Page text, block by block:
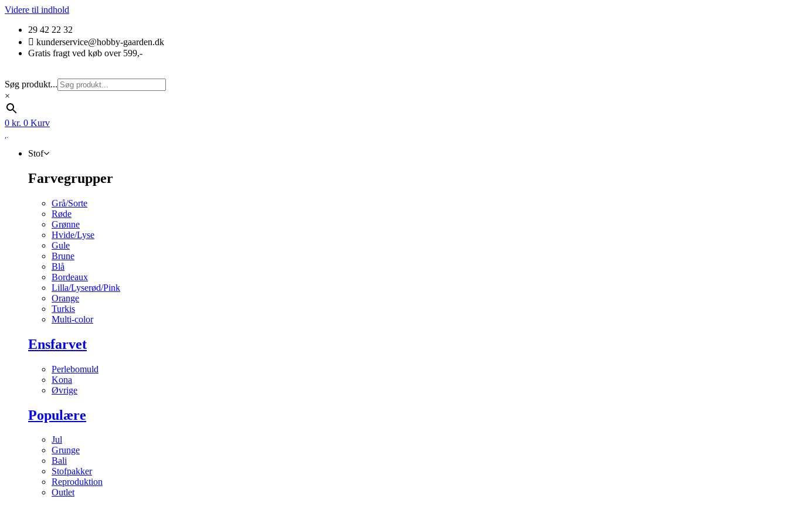
Videre til indhold
29 42 22 32
kunderservice@hobby-gaarden.dk
Gratis fragt ved køb over 599,-
Søg produkt...
×
0 kr. 0 Kurv
Stof
Farvegrupper
Grå/Sorte
Røde
Grønne
Hvide/Lyse
Gule
Brune
Blå
Bordeaux
Lilla/Lyserød/Pink
Orange
Turkis
Multi-color
Ensfarvet
Perlebomuld
Kona
Øvrige
Populære
Jul
Grunge
Bali
Stofpakker
Reproduktion
Outlet